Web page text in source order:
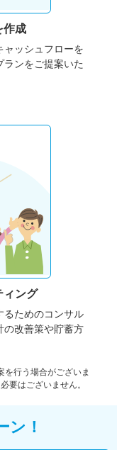
作成
ャッシュフローを
ンをご提案いた
ィング
るためのコンサル
の改善策や貯蓄方
行う場合がございま
要はございません。
ン！